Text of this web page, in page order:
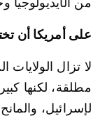
على أمريكا أن
لا تزال الولايات
مطلقة، لكنها
لإسرائيل،